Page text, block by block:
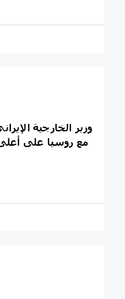
وزير الخارجية
مع روسيا على